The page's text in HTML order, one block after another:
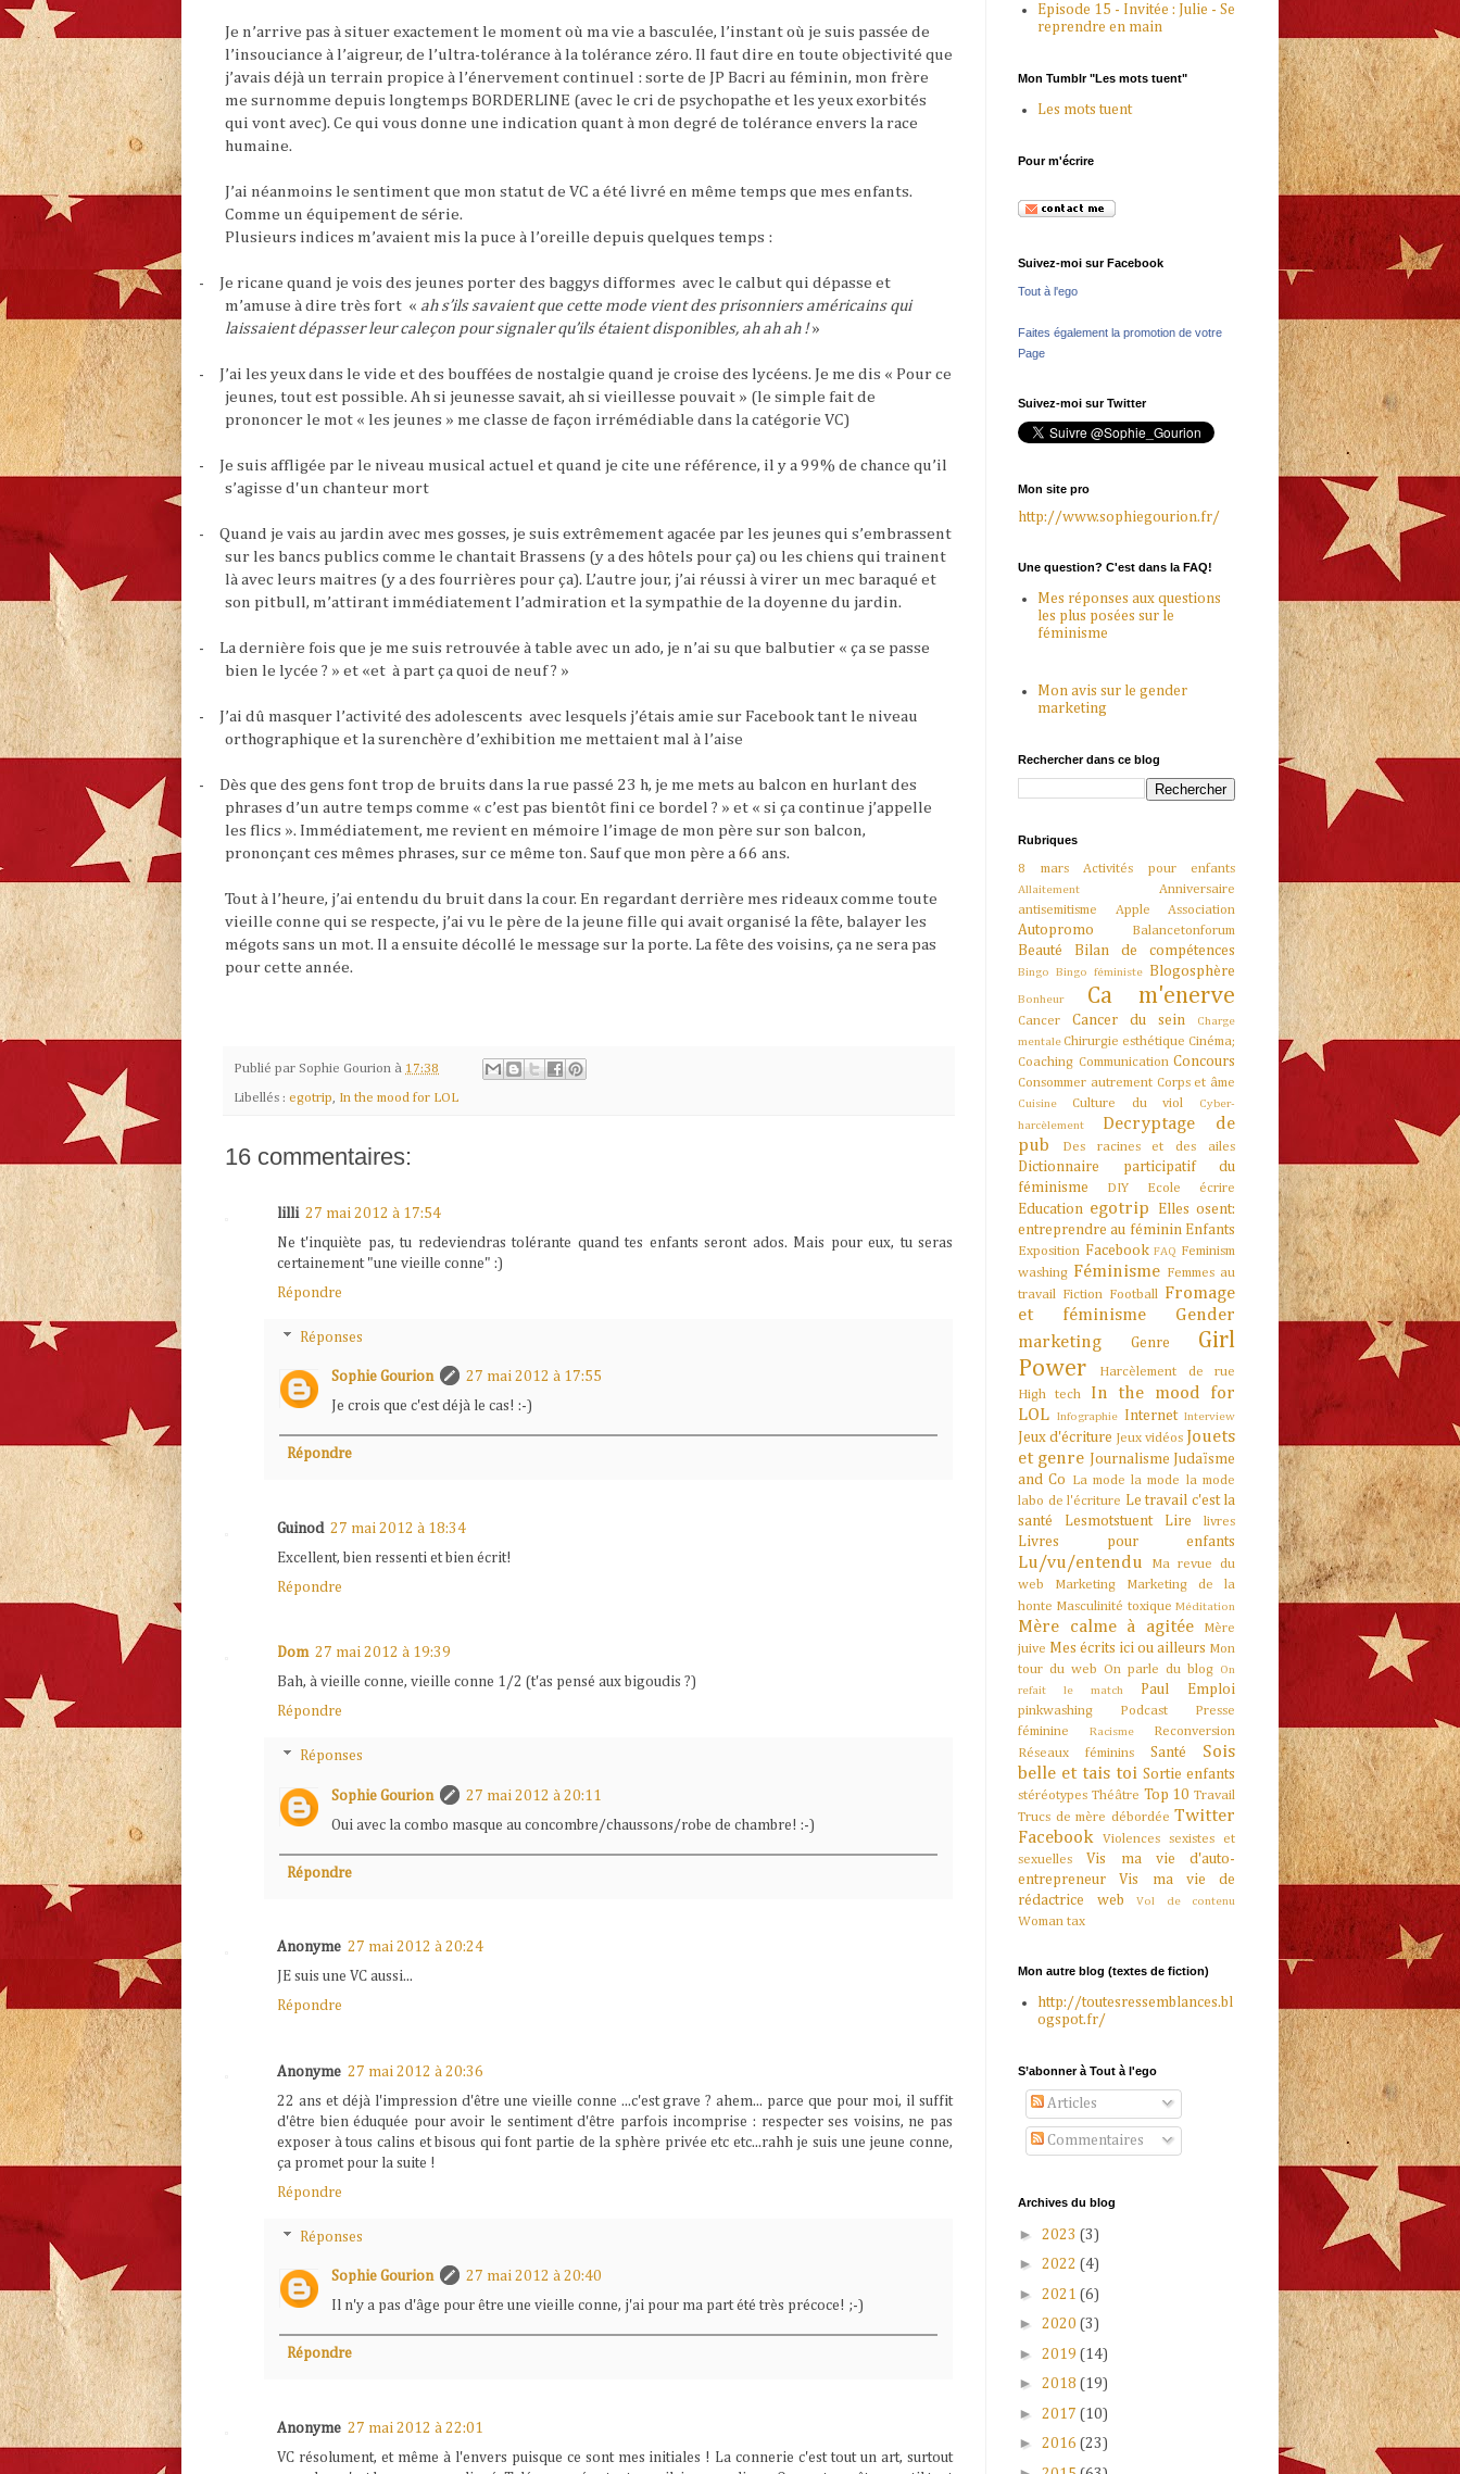
Je n’arrive pas à situer exactement le moment où ma vie a basculée, l’instant où je suis passée de
l’insouciance à l’aigreur, de l’ultra-tolérance à la tolérance zéro. Il faut dire en toute objectivité que
j’avais déjà un terrain propice à l’énervement continuel : sorte de JP Bacri au féminin, mon frère
me surnomme depuis longtemps BORDERLINE (avec le cri de psychopathe et les yeux exorbités
qui vont avec). Ce qui vous donne une indication quant à mon degré de tolérance envers la race
humaine.
J’ai néanmoins le sentiment que mon statut de VC a été livré en même temps que mes enfants.
Comme un équipement de série.
Plusieurs indices m’avaient mis la puce à l’oreille depuis quelques temps :
-
Je ricane quand je vois des jeunes porter des baggys difformes avec le calbut qui dépasse et
m’amuse à dire très fort « ah s’ils savaient que cette mode vient des prisonniers américains qui
laissaient dépasser leur caleçon pour signaler qu’ils étaient disponibles, ah ah ah !»
-
J’ai les yeux dans le vide et des bouffées de nostalgie quand je croise des lycéens. Je me dis « Pour ce
jeunes, tout est possible. Ah si jeunesse savait, ah si vieillesse pouvait » (le simple fait de
prononcer le mot « les jeunes » me classe de façon irrémédiable dans la catégorie VC)
-
Je suis affligée par le niveau musical actuel et quand je cite une référence, il y a 99% de chance qu’il
s’agisse d'un chanteur mort
-
Quand je vais au jardin avec mes gosses, je suis extrêmement agacée par les jeunes qui s’embrassent
sur les bancs publics comme le chantait Brassens (y a des hôtels pour ça) ou les chiens qui trainent
là avec leurs maitres (y a des fourrières pour ça). L’autre jour, j’ai réussi à virer un mec baraqué et
son pitbull, m’attirant immédiatement l’admiration et la sympathie de la doyenne du jardin.
-
La dernière fois que je me suis retrouvée à table avec un ado, je n’ai su que balbutier « ça se passe
bien le lycée ? » et «et à part ça quoi de neuf ? »
-
J’ai dû masquer l’activité des adolescents avec lesquels j’étais amie sur Facebook tant le niveau
orthographique et la surenchère d’exhibition me mettaient mal à l’aise
-
Dès que des gens font trop de bruits dans la rue passé 23 h, je me mets au balcon en hurlant des
phrases d’un autre temps comme « c’est pas bientôt fini ce bordel ? » et « si ça continue j’appelle
les flics ». Immédiatement, me revient en mémoire l’image de mon père sur son balcon,
prononçant ces mêmes phrases, sur ce même ton. Sauf que mon père a 66 ans.
Tout à l’heure, j’ai entendu du bruit dans la cour. En regardant derrière mes rideaux comme toute
vieille conne qui se respecte, j’ai vu le père de la jeune fille qui avait organisé la fête, balayer les
mégots sans un mot. Il a ensuite décollé le message sur la porte. La fête des voisins, ça ne sera pas
pour cette année.
Publié par Sophie Gourion à 17:38
Libellés : egotrip, In the mood for LOL
16 commentaires:
lilli 27 mai 2012 à 17:54
Ne t'inquiète pas, tu redeviendras tolérante quand tes enfants seront ados. Mais pour eux, tu seras
certainement "une vieille conne" :)
Répondre
Réponses
Sophie Gourion
27 mai 2012 à 17:55
Je crois que c'est déjà le cas! :-)
Répondre
Guinod 27 mai 2012 à 18:34
Excellent, bien ressenti et bien écrit!
Répondre
Dom 27 mai 2012 à 19:39
Bah, à vieille conne, vieille conne 1/2 (t'as pensé aux bigoudis ?)
Répondre
Réponses
Sophie Gourion
27 mai 2012 à 20:11
Oui avec la combo masque au concombre/chaussons/robe de chambre! :-)
Répondre
Anonyme 27 mai 2012 à 20:24
JE suis une VC aussi...
Répondre
Anonyme 27 mai 2012 à 20:36
22 ans et déjà l'impression d'être une vieille conne ...c'est grave ? ahem... parce que pour moi, il suffit
d'être bien éduquée pour avoir le sentiment d'être parfois incomprise : respecter ses voisins, ne pas
exposer à tous calins et bisous qui font partie de la sphère privée etc etc...rahh je suis une jeune conne,
ça promet pour la suite !
Répondre
Réponses
Sophie Gourion
27 mai 2012 à 20:40
Il n'y a pas d'âge pour être une vieille conne, j'ai pour ma part été très précoce! ;-)
Répondre
Anonyme 27 mai 2012 à 22:01
VC résolument, et même à l'envers puisque ce sont mes initiales ! La connerie c'est tout un art, surtout
Episode 15 - Invitée : Julie - Se
reprendre en main
Mon Tumblr "Les mots tuent"
Les mots tuent
Pour m'écrire
Suivez-moi sur Facebook
Tout à l'ego
Faites également la promotion de votre
Page
Suivez-moi sur Twitter
Mon site pro
http://www.sophiegourion.fr/
Une question? C'est dans la FAQ!
Mes réponses aux questions
les plus posées sur le
féminisme
Mon avis sur le gender
marketing
Rechercher dans ce blog
Rubriques
8 mars Activités pour enfants
Allaitement
Anniversaire
antisemitisme
Apple Association
Autopromo Balancetonforum
Beauté Bilan de compétences
Bingo Bingo féministe Blogosphère
Bonheur Ca m'enerve
Cancer Cancer du sein
Charge
mentaleChirurgie esthétique Cinéma;
Coaching Communication Concours
Consommer autrement Corps et âme
Cuisine Culture du viol
Cyber-
harcèlement
Decryptage de
pub
Des racines et des ailes
Dictionnaire participatif du
féminisme
DIY Ecole écrire
Education egotrip
Elles osent:
entreprendre au féminin Enfants
Exposition Facebook FAQ Feminism
washing Féminisme Femmes au
travail Fiction Football Fromage
et féminisme
Gender
marketing
Genre
Girl
Power
Harcèlement de rue
High tech
In the mood for
LOL
Infographie Internet Interview
Jeux d'écriture Jeux vidéos Jouets
et genre
Journalisme
Judaïsme
and Co
La mode la mode la mode
labo de l'écriture Le travail c'est la
santé
Lesmotstuent Lire livres
Livres pour enfants
Lu/vu/entendu
Ma revue du
web
Marketing
Marketing de la
honte Masculinité toxique Méditation
Mère calme à agitée
Mère
juive Mes écrits ici ou ailleurs Mon
tour du web On parle du blog
On
refait le match
Paul Emploi
pinkwashing Podcast
Presse
féminine
Racisme
Reconversion
Réseaux féminins
Santé
Sois
belle et tais toi Sortie enfants
stéréotypes Théâtre Top 10 Travail
Trucs de mère débordée Twitter
Facebook
Violences sexistes et
sexuelles
Vis ma vie d'auto-
entrepreneur
Vis ma vie de
rédactrice web
Vol de contenu
Woman tax
Mon autre blog (textes de fiction)
http://toutesressemblances.bl
ogspot.fr/
S’abonner à Tout à l'ego
Articles
Commentaires
Archives du blog
► 2023 (3)
► 2022 (4)
► 2021 (6)
► 2020 (3)
► 2019 (14)
► 2018 (19)
► 2017 (10)
► 2016 (23)